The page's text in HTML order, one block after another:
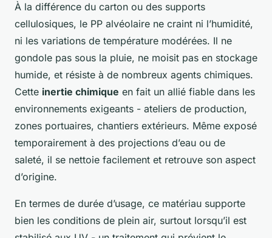
À la différence du carton ou des supports
cellulosiques, le PP alvéolaire ne craint ni l’humidité,
ni les variations de température modérées. Il ne
gondole pas sous la pluie, ne moisit pas en stockage
humide, et résiste à de nombreux agents chimiques.
Cette inertie chimique en fait un allié fiable dans les
environnements exigeants - ateliers de production,
zones portuaires, chantiers extérieurs. Même exposé
temporairement à des projections d’eau ou de
saleté, il se nettoie facilement et retrouve son aspect
d’origine.
En termes de durée d’usage, ce matériau supporte
bien les conditions de plein air, surtout lorsqu’il est